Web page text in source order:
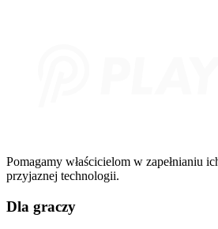
Pomagamy właścicielom w zapełnianiu
przyjaznej technologii.
Dla graczy